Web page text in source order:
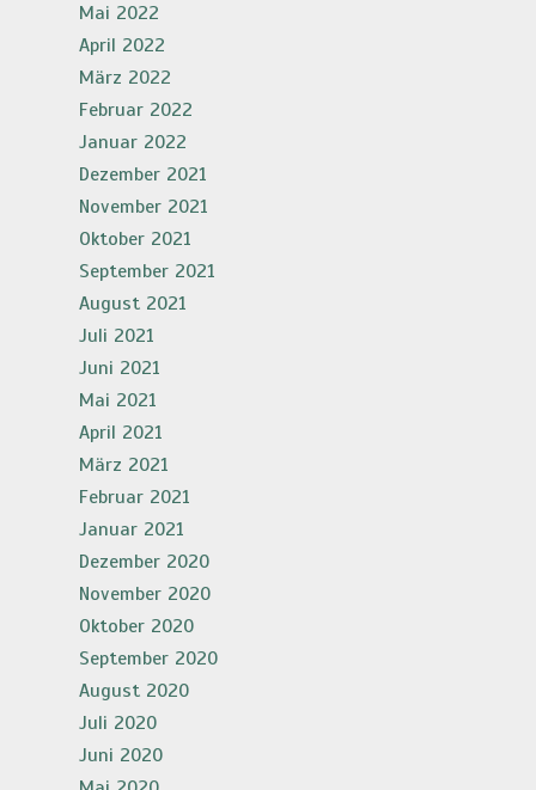
Mai 2022
April 2022
März 2022
Februar 2022
Januar 2022
Dezember 2021
November 2021
Oktober 2021
September 2021
August 2021
Juli 2021
Juni 2021
Mai 2021
April 2021
März 2021
Februar 2021
Januar 2021
Dezember 2020
November 2020
Oktober 2020
September 2020
August 2020
Juli 2020
Juni 2020